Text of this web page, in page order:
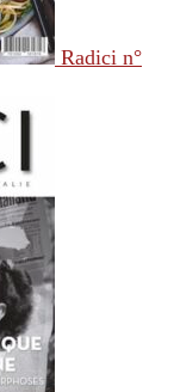
Radici n°